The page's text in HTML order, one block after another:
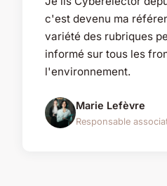
c'est devenu ma
variété des rubriques
informé sur tous les
l'environnement.
Marie Lefèvre
Responsable